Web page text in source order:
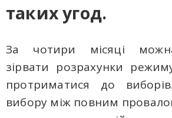
таких угод.
За чотири місяці
зірвати розрахунки
протриматися до
вибору між повним